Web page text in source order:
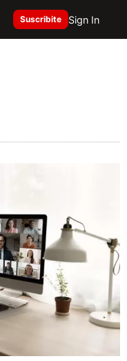
Suscribite Sign In